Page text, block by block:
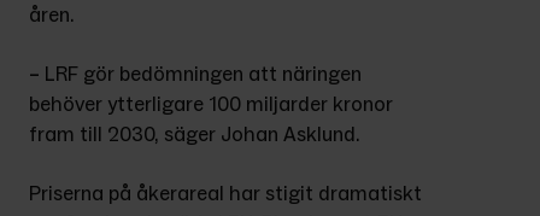
åren.
– LRF gör bedömningen att näringen
behöver ytterligare 100 miljarder kronor
fram till 2030, säger Johan Asklund.
Priserna på åkerareal har stigit dramatiskt